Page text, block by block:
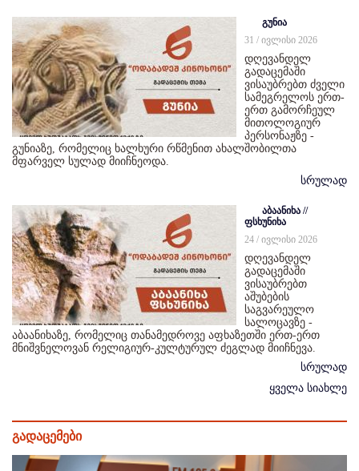
გუნია
31 / ივლისი 2026
დღევანდელ
გადაცემაში
ვისაუბრებთ ძველი
სამეგრელოს ერთ-
ერთ გამორჩეულ
მითოლოგიურ
პერსონაჟზე -
გუნიაზე, რომელიც ხალხური რწმენით ახალშობილთა
მფარველ სულად მიიჩნეოდა.
სრულად
აბაანიხა //
ფსხუნიხა
24 / ივლისი 2026
დღევანდელ
გადაცემაში
ვისაუბრებთ
აშუბების
საგვარეულო
სალოცავზე -
აბაანიხაზე, რომელიც თანამედროვე აფხაზეთში ერთ-ერთ
მნიშვნელოვან რელიგიურ-კულტურულ ძეგლად მიიჩნევა.
სრულად
ყველა სიახლე
გადაცემები